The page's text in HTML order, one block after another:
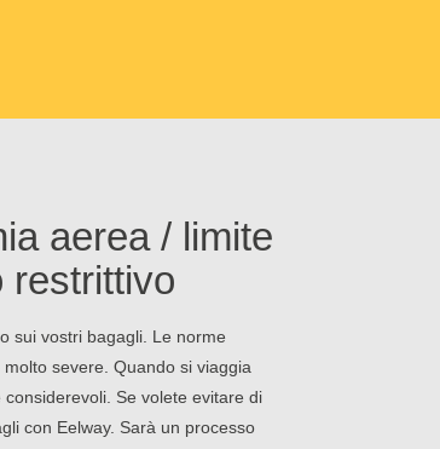
aerea / limite
restrittivo
sui vostri bagagli. Le norme
severe. Quando si viaggia
Se volete evitare di
con Eelway. Sarà un processo